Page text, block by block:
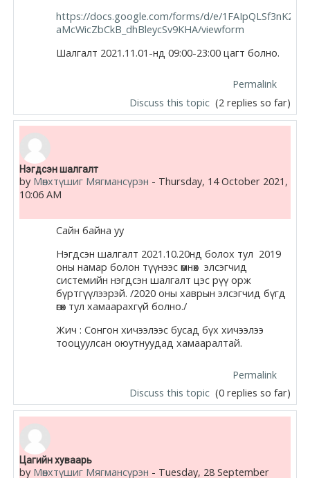
https://docs.google.com/forms/d/e/
aMcWicZbCkB_dhBleycSv9KHA/viewform
Шалгалт 2021.11.01-нд 09:00-23:00 цагт болно.
Permalink
Discuss this topic (2 replies so far)
Нэгдсэн шалгалт
by Мөнхтүшиг Мягмансүрэн - Thursday, 14 October 2021,
10:06 AM
Сайн байна уу
Нэгдсэн шалгалт 2021.10.20нд болох тул 2019
оны намар болон түүнээс өмнөх элсэгчид
системийн нэгдсэн шалгалт цэс рүү орж
бүртгүүлээрэй. /2020 оны хаврын элсэгчид бүгд
өгөх тул хамаарахгүй болно./
Жич : Сонгон хичээлээс бусад бүх хичээлээ
тооцуулсан оюутнуудад хамааралтай.
Permalink
Discuss this topic (0 replies so far)
Цагийн хуваарь
by Мөнхтүшиг Мягмансүрэн - Tuesday, 28 September